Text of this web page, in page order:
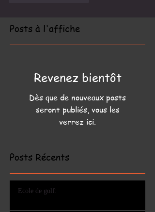
Posts à l'affiche
Revenez bientôt
Dès que de nouveaux posts
seront publiés, vous les
verrez ici.
Posts Récents
Ecole de golf: